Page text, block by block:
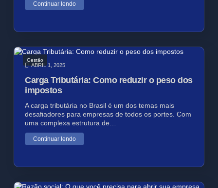
Continuar lendo
Gestão
ABRIL 1, 2025
Carga Tributária: Como reduzir o peso dos
impostos
A carga tributária no Brasil é um dos temas mais
desafiadores para empresas de todos os portes. Com
uma complexa estrutura de…
Continuar lendo